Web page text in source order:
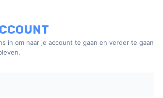
in om naar je account te gaan en verder te gaan